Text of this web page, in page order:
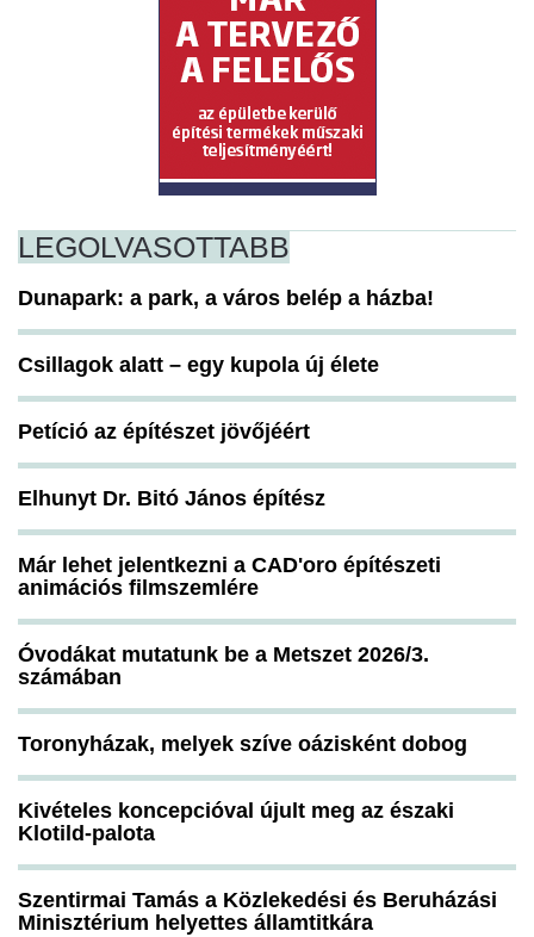
LEGOLVASOTTABB
Dunapark: a park, a város belép a házba!
Csillagok alatt – egy kupola új élete
Petíció az építészet jövőjéért
Elhunyt Dr. Bitó János építész
Már lehet jelentkezni a CAD'oro építészeti
animációs filmszemlére
Óvodákat mutatunk be a Metszet 2026/3.
számában
Toronyházak, melyek szíve oázisként dobog
Kivételes koncepcióval újult meg az északi
Klotild-palota
Szentirmai Tamás a Közlekedési és Beruházási
Minisztérium helyettes államtitkára